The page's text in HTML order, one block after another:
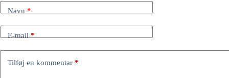
Navn *
E-mail *
Tilføj en kommentar *